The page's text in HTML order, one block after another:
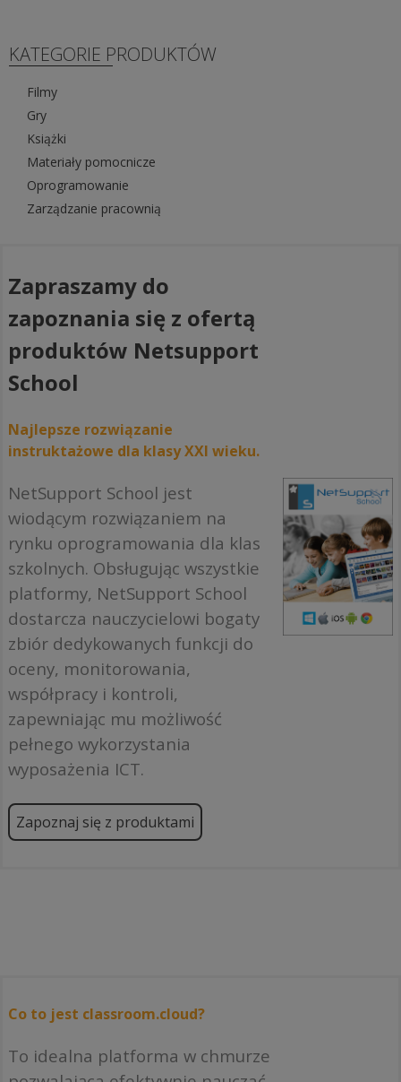
KATEGORIE PRODUKTÓW
Filmy
Gry
Książki
Materiały pomocnicze
Oprogramowanie
Zarządzanie pracownią
Zapraszamy do
zapoznania się z ofertą
produktów Netsupport
School
Najlepsze rozwiązanie
instruktażowe dla klasy XXI wieku.
NetSupport School jest
wiodącym rozwiązaniem na
rynku oprogramowania dla klas
szkolnych. Obsługując wszystkie
platformy, NetSupport School
dostarcza nauczycielowi bogaty
zbiór dedykowanych funkcji do
oceny, monitorowania,
współpracy i kontroli,
zapewniając mu możliwość
pełnego wykorzystania
wyposażenia ICT.
Zapoznaj się z produktami
Co to jest classroom.cloud?
To idealna platforma w chmurze